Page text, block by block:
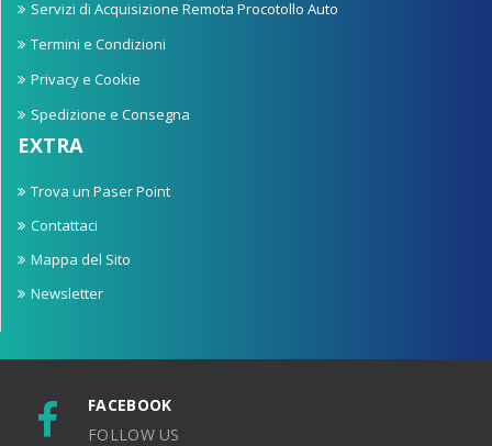
Servizi di Acquisizione Remota Procotollo Auto
Termini e Condizioni
Privacy e Cookie
Spedizione e Consegna
EXTRA
Trova un Paser Point
Contattaci
Mappa del Sito
Newsletter
FACEBOOK
FOLLOW US